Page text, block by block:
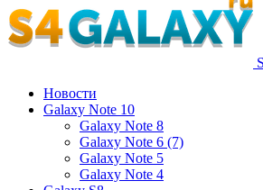
Новости
Galaxy Note 10
Galaxy Note 8
Galaxy Note 6 (7)
Galaxy Note 5
Galaxy Note 4